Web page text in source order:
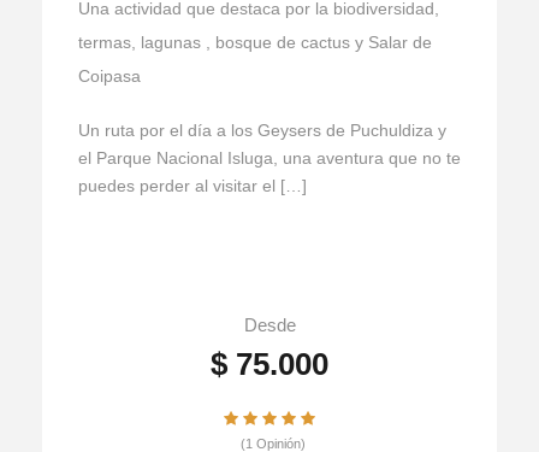
Una actividad que destaca por la biodiversidad,
termas, lagunas , bosque de cactus y Salar de
Coipasa
Un ruta por el día a los Geysers de Puchuldiza y
el Parque Nacional Isluga, una aventura que no te
puedes perder al visitar el […]
Desde
$ 75.000
(1 Opinión)